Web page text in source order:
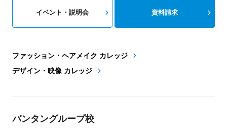
ファッション・ヘアメイク カレッジ
デザイン・映像 カレッジ
イベント・説明会 資料請求
バンタングループ校